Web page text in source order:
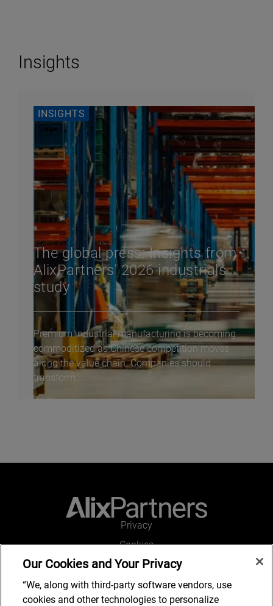
Insights
INSIGHTS
The global press: Insights from
AlixPartners' 2026 industrials
study
Premium industrial manufacturing is becoming
commoditized as Chinese competition moves
along the value chain. Companies should
transform...
Privacy
Cookies
Legal and Regulatory
Accessibility
Kontakt
Our Cookies and Your Privacy
“We, along with third-party software vendors, use
cookies and other technologies to personalize